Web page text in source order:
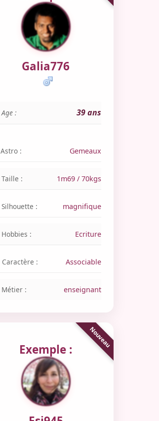
Galia776
Age : 39 ans
Astro : Gemeaux
Taille : 1m69 / 70kgs
Silhouette : magnifique
Hobbies : Ecriture
Caractère : Associable
Métier : enseignant
Exemple :